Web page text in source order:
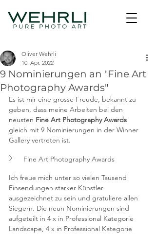
9 Nominierungen an "Fine Art
Photography Awards"
Oliver Wehrli
10. Apr. 2022
Es ist mir eine grosse Freude, bekannt zu
geben, dass meine Arbeiten bei den
neusten Fine Art Photography Awards
gleich mit 9 Nominierungen in der Winner
Gallery vertreten ist.
Fine Art Photography Awards
Ich freue mich unter so vielen Tausend
Einsendungen starker Künstler
ausgezeichnet zu sein und gratuliere allen
Siegern. Die neun Nominierungen sind
aufgeteilt in 4 x in Professional Kategorie
Landscape, 4 x in Professional Kategorie